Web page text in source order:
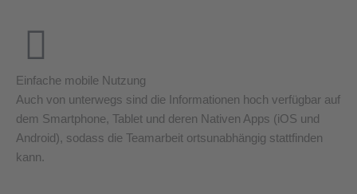
Einfache mobile Nutzung
Auch von unterwegs sind die Informationen hoch verfügbar auf
dem Smartphone, Tablet und deren Nativen Apps (iOS und
Android), sodass die Teamarbeit ortsunabhängig stattfinden
kann.